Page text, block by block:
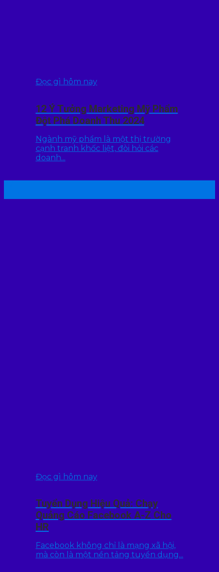
Đọc gì hôm nay
12 Ý Tưởng Marketing Mỹ Phẩm
Đột Phá Doanh Thu 2024
Ngành mỹ phẩm là một thị trường
cạnh tranh khốc liệt, đòi hỏi các
doanh...
Đọc gì hôm nay
Tuyển Dụng Hiệu Quả: Chạy
Quảng Cáo Facebook A-Z Cho
HR
Facebook không chỉ là mạng xã hội,
mà còn là một nền tảng tuyển dụng...